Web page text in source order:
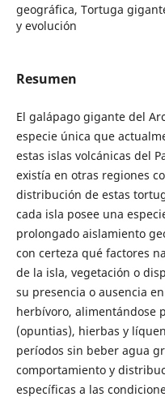
geográfica, Tortuga
y evolución
Resumen
El galápago gigante del
especie única que
estas islas volcánicas del
existía en otras regiones
distribución de estas
cada isla posee una
prolongado aislamiento
con certeza qué factores
de la isla, vegetación o
su presencia o ausencia
herbívoro, alimentándose
(opuntias), hierbas y
períodos sin beber agua
comportamiento y
específicas a las